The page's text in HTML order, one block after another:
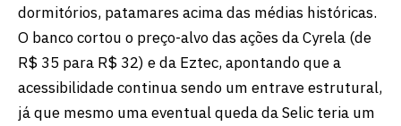
dormitórios, patamares acima das médias históricas.
O banco cortou o preço-alvo das ações da Cyrela (de
R$ 35 para R$ 32) e da Eztec, apontando que a
acessibilidade continua sendo um entrave estrutural,
já que mesmo uma eventual queda da Selic teria um